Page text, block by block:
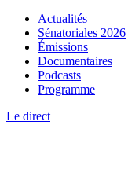
Actualités
Sénatoriales 2026
Émissions
Documentaires
Podcasts
Programme
Le direct